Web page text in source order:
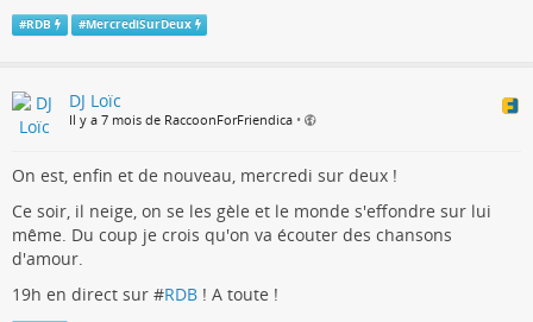
#RDB #MercrediSurDeux
DJ Loïc
Il y a 7 mois de RaccoonForFriendica •
On est, enfin et de nouveau, mercredi sur deux !
Ce soir, il neige, on se les gèle et le monde s'effondre sur lui
même. Du coup je crois qu'on va écouter des chansons
d'amour.
19h en direct sur #RDB ! A toute !